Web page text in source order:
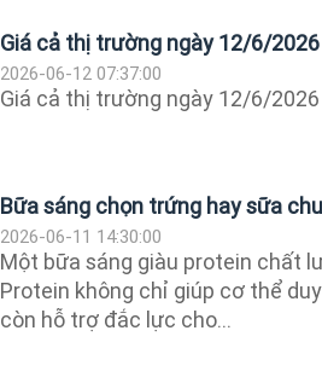
Giá cả thị trường ngày 12/6/2026
2026-06-12 07:37:00
Giá cả thị trường ngày 12/6/2026
Bữa sáng chọn trứng hay sữa
2026-06-11 14:30:00
Một bữa sáng giàu protein chất
Protein không chỉ giúp cơ thể
còn hỗ trợ đắc lực cho...